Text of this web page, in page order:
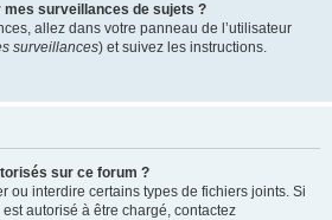
surveillances de sujets ?
allez dans votre panneau de l’utilisateur
surveillances) et suivez les instructions.
sur ce forum ?
ou interdire certains types de fichiers joints. Si
autorisé à être chargé, contactez